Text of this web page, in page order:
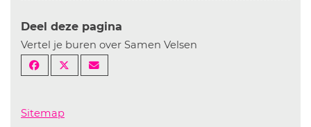
Deel deze pagina
Vertel je buren over Samen Velsen
Sitemap